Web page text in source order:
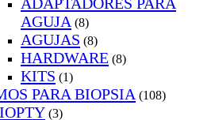
AGUJA (8)
AGUJAS (8)
HARDWARE (8)
KITS (1)
PARA BIOPSIA (108)
(3)